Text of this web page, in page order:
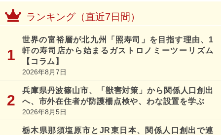
ランキング（直近7日間）
世界の富裕層が北九州「照寿司」を目指す理由、1
軒の寿司店から始まるガストロノミーツーリズム
【コラム】
2026年8月7日
兵庫県丹波篠山市、「獣害対策」から関係人口創出
へ、市外在住者が防護柵点検や、わな設置を学ぶ
2026年8月5日
栃木県那須塩原市とJR東日本、関係人口創出で連